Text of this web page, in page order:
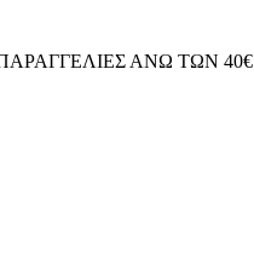
ΑΝΩ ΤΩΝ 40€